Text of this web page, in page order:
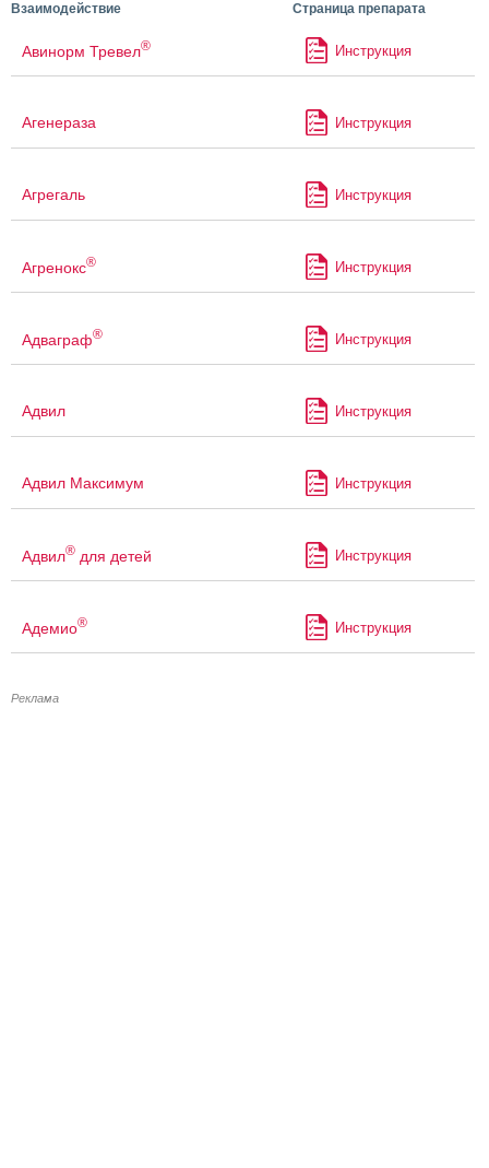
Взаимодействие Страница препарата
Авинорм Тревел® Инструкция
Агенераза Инструкция
Агрегаль Инструкция
Агренокс® Инструкция
Адваграф® Инструкция
Адвил Инструкция
Адвил Максимум Инструкция
Адвил® для детей Инструкция
Адемио® Инструкция
Реклама